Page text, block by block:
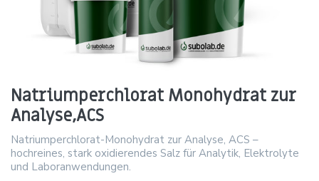
Natriumperchlorat Monohydrat zur
Analyse,ACS
Natriumperchlorat-Monohydrat zur Analyse, ACS –
hochreines, stark oxidierendes Salz für Analytik, Elektrolyte
und Laboranwendungen.